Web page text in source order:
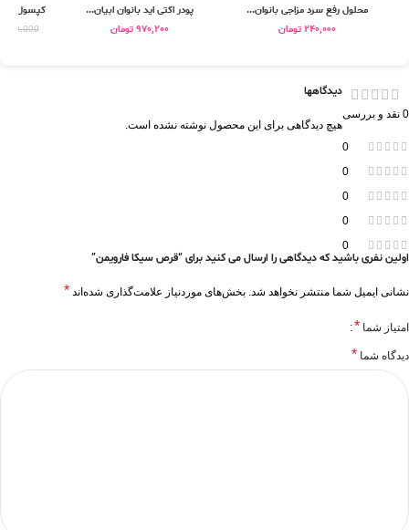
محلول رفع سرد مزاجی بانوان...
240,000 تومان
پودر اکتی اید بانوان ابیان...
970,200 تومان
کپسول دی
0 نقد و بررسی
0
0
0
0
0
دیدگاهها
هیچ دیدگاهی برای این محصول نوشته نشده است.
اولین نفری باشید که دیدگاهی را ارسال می کنید برای “قرص سیکا فارویمن”
نشانی ایمیل شما منتشر نخواهد شد. بخش‌های موردنیاز علامت‌گذاری شده‌اند *
امتیاز شما *
دیدگاه شما *